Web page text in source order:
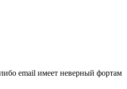
email имеет неверный фортам